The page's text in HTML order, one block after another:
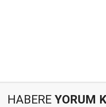
HABERE YORUM